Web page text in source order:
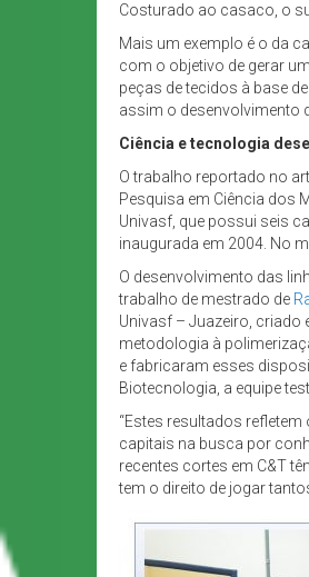
Costurado ao casaco, o
Mais um exemplo é o da
com o objetivo de gerar
peças de tecidos à base
assim o desenvolvimento
Ciência e tecnologia
O trabalho reportado no
Pesquisa em Ciência dos
Univasf, que possui seis
inaugurada em 2004. No
O desenvolvimento das
trabalho de mestrado de
Univasf – Juazeiro, criado
metodologia à
e fabricaram esses
Biotecnologia, a equipe
“Estes resultados
capitais na busca por
recentes cortes em C&T
tem o direito de jogar